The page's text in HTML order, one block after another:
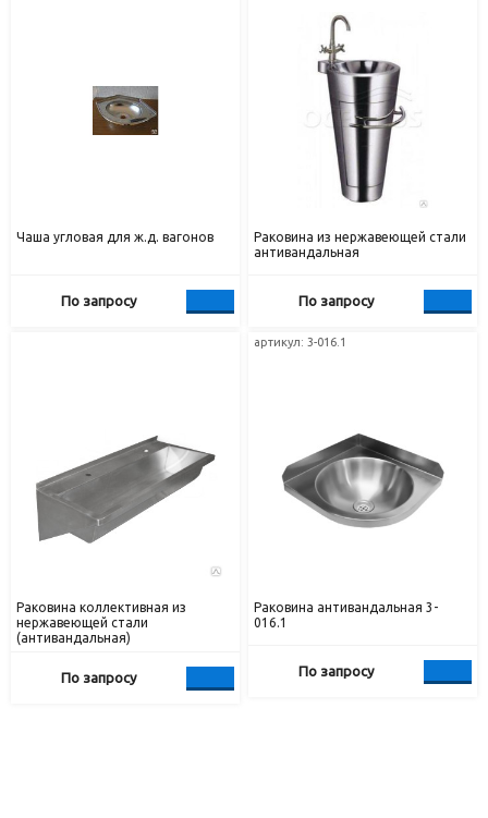
Чаша угловая для ж.д. вагонов
По запросу
Раковина из нержавеющей стали
антивандальная
По запросу
Раковина коллективная из
нержавеющей стали
(антивандальная)
По запросу
артикул: 3-016.1
Раковина антивандальная 3-
016.1
По запросу